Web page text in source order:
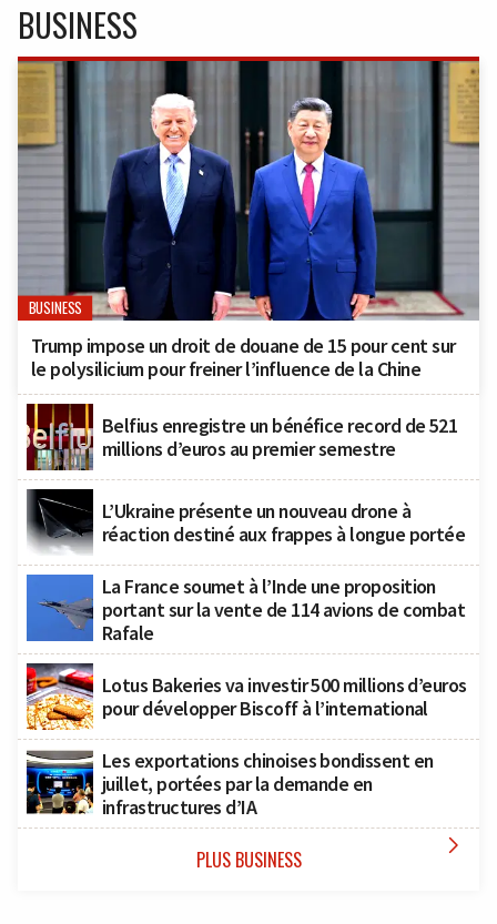
BUSINESS
BUSINESS
Trump impose un droit de douane de 15 pour cent sur
le polysilicium pour freiner l’influence de la Chine
Belfius enregistre un bénéfice record de 521
millions d’euros au premier semestre
L’Ukraine présente un nouveau drone à
réaction destiné aux frappes à longue portée
La France soumet à l’Inde une proposition
portant sur la vente de 114 avions de combat
Rafale
Lotus Bakeries va investir 500 millions d’euros
pour développer Biscoff à l’international
Les exportations chinoises bondissent en
juillet, portées par la demande en
infrastructures d’IA
PLUS BUSINESS 